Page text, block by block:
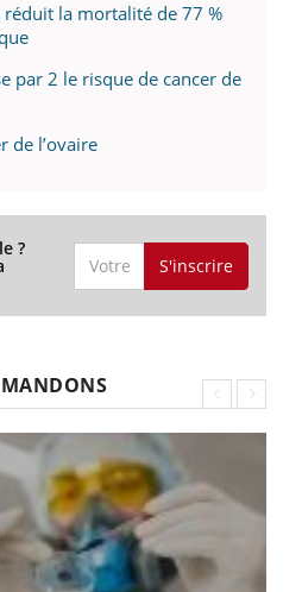
réduit la mortalité de 77 %
par 2 le risque de cancer de
de l’ovaire
?
S'inscrire